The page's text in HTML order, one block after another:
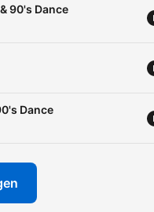
90's Dance
Dance